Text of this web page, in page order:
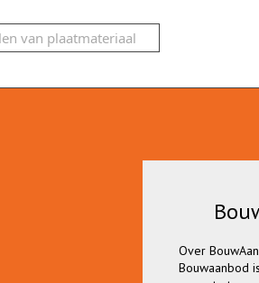
van plaatmateriaal
Over
Bouwaanbod